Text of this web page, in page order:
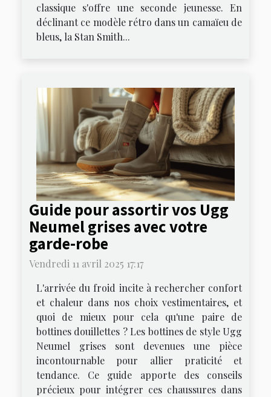
classique s'offre une seconde jeunesse. En
déclinant ce modèle rétro dans un camaïeu de
bleus, la Stan Smith...
Guide pour assortir vos Ugg
Neumel grises avec votre
garde-robe
Vendredi 11 avril 2025 17:17
L'arrivée du froid incite à rechercher confort
et chaleur dans nos choix vestimentaires, et
quoi de mieux pour cela qu'une paire de
bottines douillettes ? Les bottines de style Ugg
Neumel grises sont devenues une pièce
incontournable pour allier praticité et
tendance. Ce guide apporte des conseils
précieux pour intégrer ces chaussures dans